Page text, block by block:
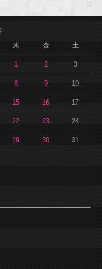
木 金 土
1 2 3
8 9 10
15 16 17
22 23 24
29 30 31